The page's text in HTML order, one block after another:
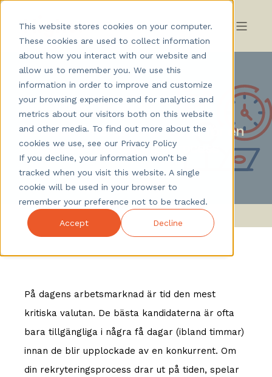
This website stores cookies on your computer.
These cookies are used to collect information
about how you interact with our website and
allow us to remember you. We use this
information in order to improve and customize
your browsing experience and for analytics and
metrics about our visitors both on this website
and other media. To find out more about the
cookies we use, see our Privacy Policy
If you decline, your information won’t be
tracked when you visit this website. A single
cookie will be used in your browser to
remember your preference not to be tracked.
Accept Decline
Nicklas Wikblad
Minska Time to Hire: 5 tips för en
snabbare rekryteringsprocess
På dagens arbetsmarknad är tid den mest
kritiska valutan. De bästa kandidaterna är ofta
bara tillgängliga i några få dagar (ibland timmar)
innan de blir upplockade av en konkurrent. Om
din rekryteringsprocess drar ut på tiden, spelar